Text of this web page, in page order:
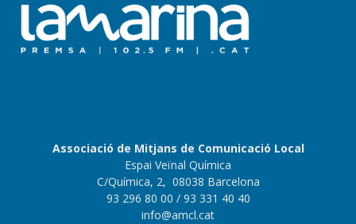
Associació de Mitjans de Comunicació Local
Espai Veïnal Química
C/Química, 2, 08038 Barcelona
93 296 80 00 / 93 331 40 40
info@amcl.cat